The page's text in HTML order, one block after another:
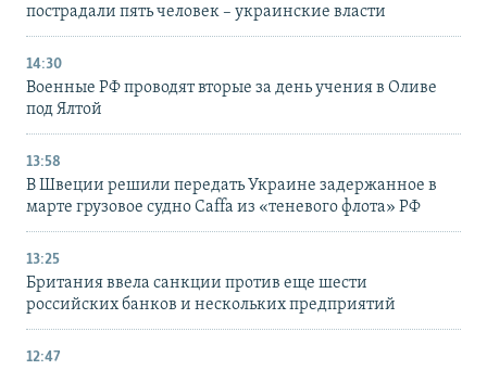
пострадали пять человек – украинские власти
14:30
Военные РФ проводят вторые за день учения в Оливе
под Ялтой
13:58
В Швеции решили передать Украине задержанное в
марте грузовое судно Caffa из «теневого флота» РФ
13:25
Британия ввела санкции против еще шести
российских банков и нескольких предприятий
12:47